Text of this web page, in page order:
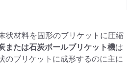
状材料を固形のブリケットに圧縮
または石炭ボールブリケット機は
のブリケットに成形するのに主に